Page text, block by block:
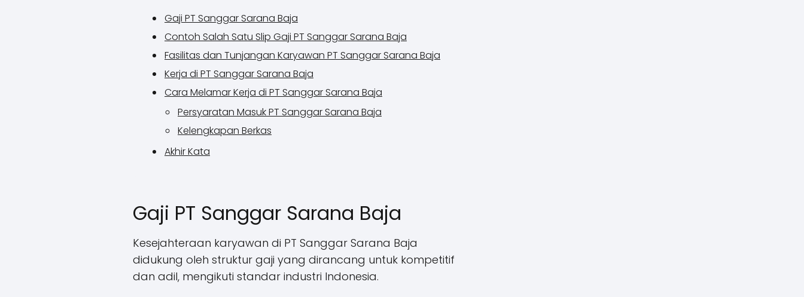
Gaji PT Sanggar Sarana Baja
Contoh Salah Satu Slip Gaji PT Sanggar Sarana Baja
Fasilitas dan Tunjangan Karyawan PT Sanggar Sarana Baja
Kerja di PT Sanggar Sarana Baja
Cara Melamar Kerja di PT Sanggar Sarana Baja
Persyaratan Masuk PT Sanggar Sarana Baja
Kelengkapan Berkas
Akhir Kata
Gaji PT Sanggar Sarana Baja
Kesejahteraan karyawan di PT Sanggar Sarana Baja
didukung oleh struktur gaji yang dirancang untuk kompetitif
dan adil, mengikuti standar industri Indonesia.